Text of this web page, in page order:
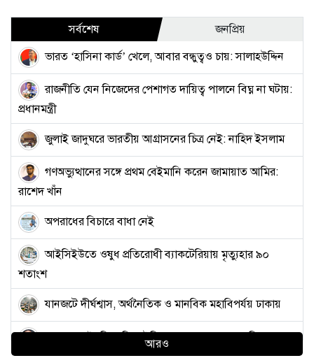
সর্বশেষ
জনপ্রিয়
ভারত ‘হাসিনা কার্ড’ খেলে, আবার বন্ধুত্বও চায়: সালাহউদ্দিন
রাজনীতি যেন নিজেদের পেশাগত দায়িত্ব পালনে বিঘ্ন না ঘটায়:
প্রধানমন্ত্রী
জুলাই জাদুঘরে ভারতীয় আগ্রাসনের চিত্র নেই: নাহিদ ইসলাম
গণঅভ্যুত্থানের সঙ্গে প্রথম বেইমানি করেন জামায়াত আমির:
রাশেদ খাঁন
অপরাধের বিচারে বাধা নেই
আইসিইউতে ওষুধ প্রতিরোধী ব্যাকটেরিয়ায় মৃত্যুহার ৯০
শতাংশ
যানজটে দীর্ঘশ্বাস, অর্থনৈতিক ও মানবিক মহাবিপর্যয় ঢাকায়
ভারপ্রাপ্ত রাষ্ট্রপতি হাফিজ উদ্দিন আহমদ, প্রজ্ঞাপন জারি
আরও